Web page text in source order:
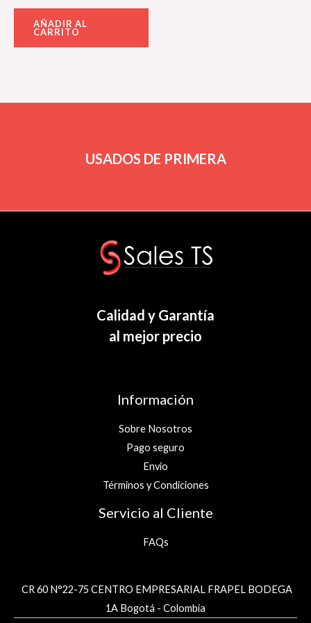
Valorado
AÑADIR AL
CARRITO
USADOS DE PRIMERA
Calidad y Garantía
al mejor precio
Información
Sobre Nosotros
Pago seguro
Envio
Términos y Condiciones
Servicio al Cliente
FAQs
CR 60 N°22-75 CENTRO EMPRESARIAL FRAPEL BODEGA
1A Bogotá - Colombia